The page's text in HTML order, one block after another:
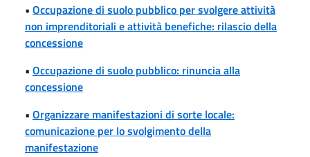
• Occupazione di suolo pubblico per svolgere attività
non imprenditoriali e attività benefiche: rilascio della
concessione
• Occupazione di suolo pubblico: rinuncia alla
concessione
• Organizzare manifestazioni di sorte locale:
comunicazione per lo svolgimento della
manifestazione